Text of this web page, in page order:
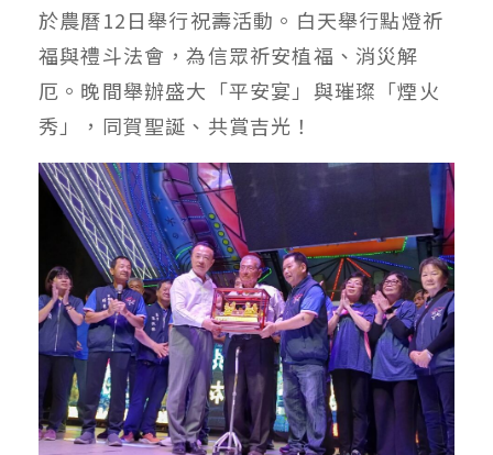
於農曆12日舉行祝壽活動。白天舉行點燈祈
福與禮斗法會，為信眾祈安植福、消災解
厄。晚間舉辦盛大「平安宴」與璀璨「煙火
秀」，同賀聖誕、共賞吉光！